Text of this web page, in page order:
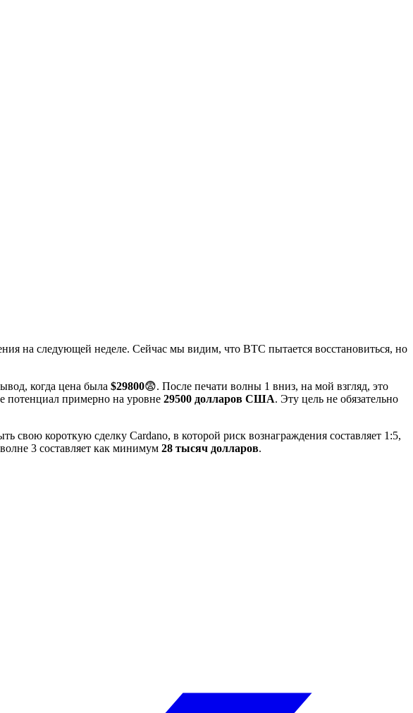
на следующей неделе. Сейчас мы видим, что BTC пытается восстановиться, но
когда цена была $29800😨. После печати волны 1 вниз, на мой взгляд, это
потенциал примерно на уровне 29500 долларов США. Эту цель не обязательно
свою короткую сделку Cardano, в которой риск вознаграждения составляет 1:5,
3 составляет как минимум 28 тысяч долларов.